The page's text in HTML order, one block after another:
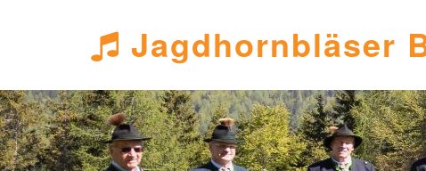
Jagdhornbläser